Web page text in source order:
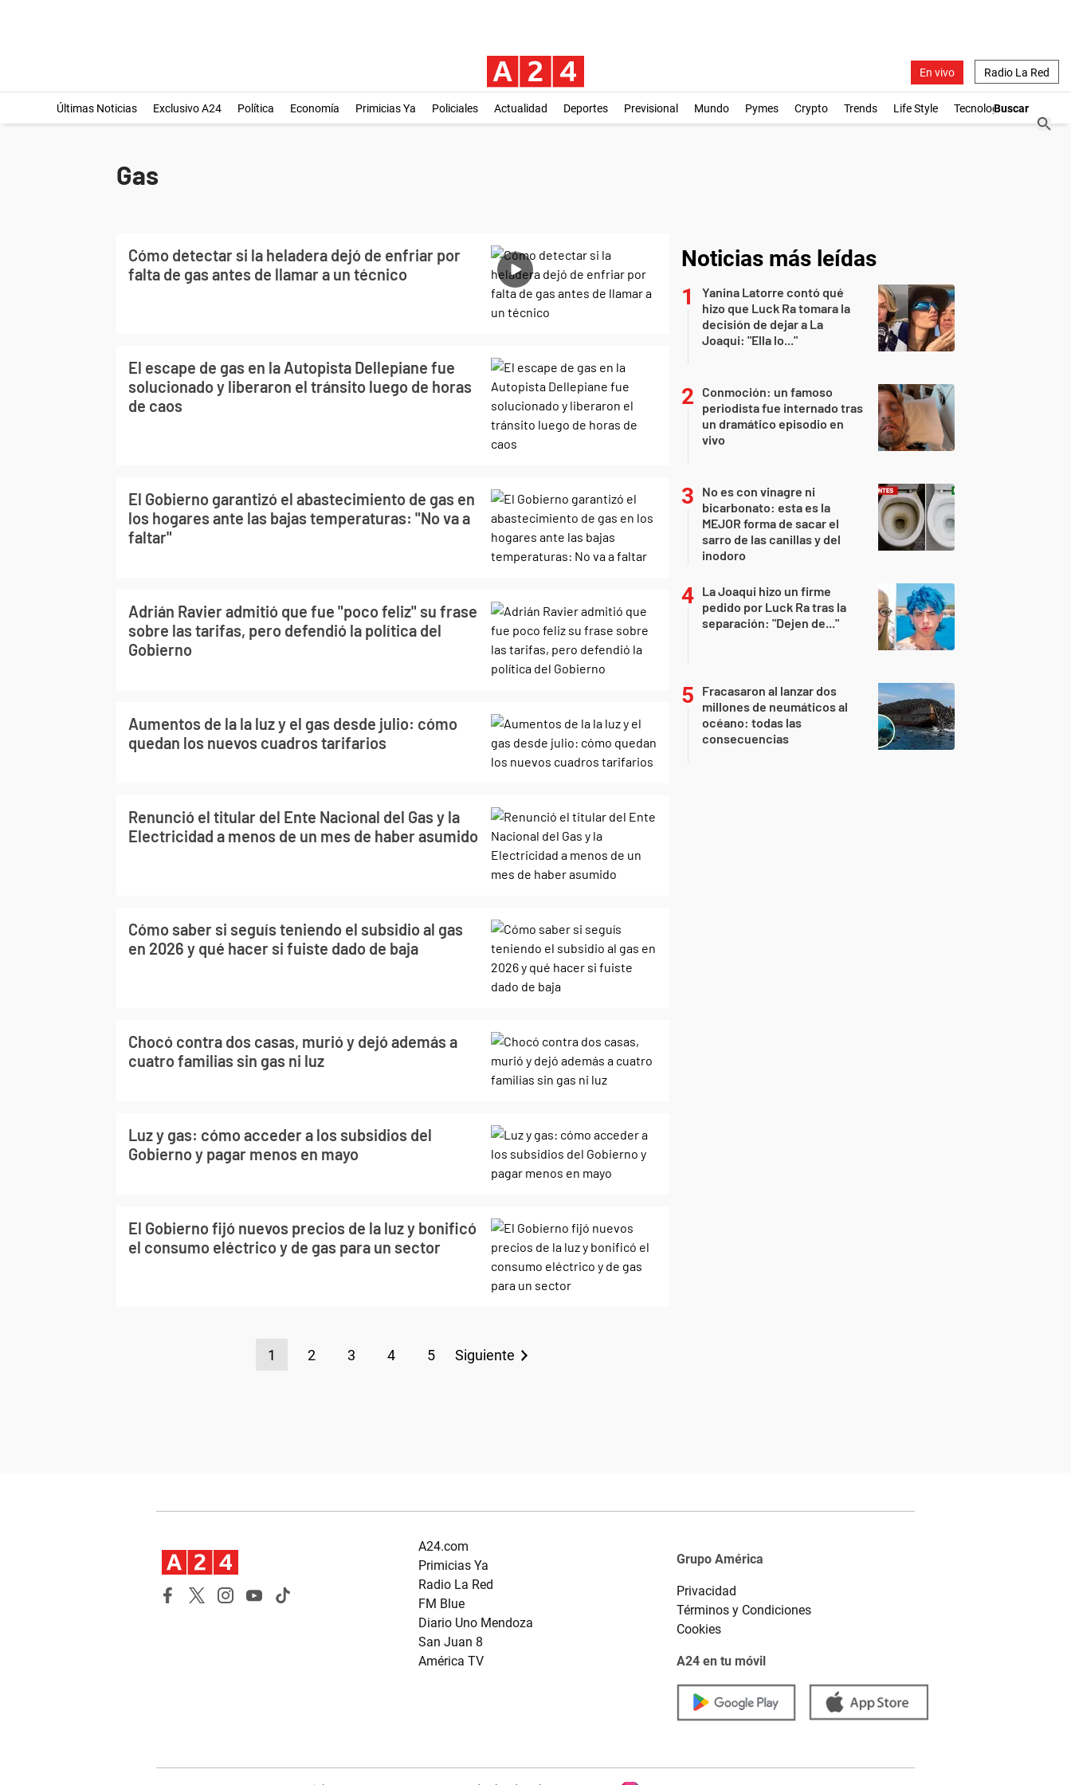
En vivo Radio La Red
Últimas Noticias Exclusivo A24 Política Economía Primicias Ya Policiales Actualidad Deportes Previsional Mundo Pymes Crypto Trends Life Style Tecnología
Gas
Cómo detectar si la heladera dejó de enfriar por
falta de gas antes de llamar a un técnico
El escape de gas en la Autopista Dellepiane fue
solucionado y liberaron el tránsito luego de horas
de caos
El Gobierno garantizó el abastecimiento de gas en
los hogares ante las bajas temperaturas: "No va a
faltar"
Adrián Ravier admitió que fue "poco feliz" su frase
sobre las tarifas, pero defendió la política del
Gobierno
Aumentos de la la luz y el gas desde julio: cómo
quedan los nuevos cuadros tarifarios
Renunció el titular del Ente Nacional del Gas y la
Electricidad a menos de un mes de haber asumido
Cómo saber si seguís teniendo el subsidio al gas
en 2026 y qué hacer si fuiste dado de baja
Chocó contra dos casas, murió y dejó además a
cuatro familias sin gas ni luz
Luz y gas: cómo acceder a los subsidios del
Gobierno y pagar menos en mayo
El Gobierno fijó nuevos precios de la luz y bonificó
el consumo eléctrico y de gas para un sector
1 2 3 4 5 Siguiente
Noticias más leídas
Yanina Latorre contó qué
hizo que Luck Ra tomara la
decisión de dejar a La
Joaqui: "Ella lo..."
Conmoción: un famoso
periodista fue internado tras
un dramático episodio en
vivo
No es con vinagre ni
bicarbonato: esta es la
MEJOR forma de sacar el
sarro de las canillas y del
inodoro
La Joaqui hizo un firme
pedido por Luck Ra tras la
separación: "Dejen de..."
Fracasaron al lanzar dos
millones de neumáticos al
océano: todas las
consecuencias
A24.com
Primicias Ya
Radio La Red
FM Blue
Diario Uno Mendoza
San Juan 8
América TV
Grupo América
Privacidad
Términos y Condiciones
Cookies
A24 en tu móvil